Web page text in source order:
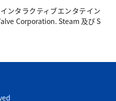
ンタラクティブエンタテイン
Corporation. Steam 及び S